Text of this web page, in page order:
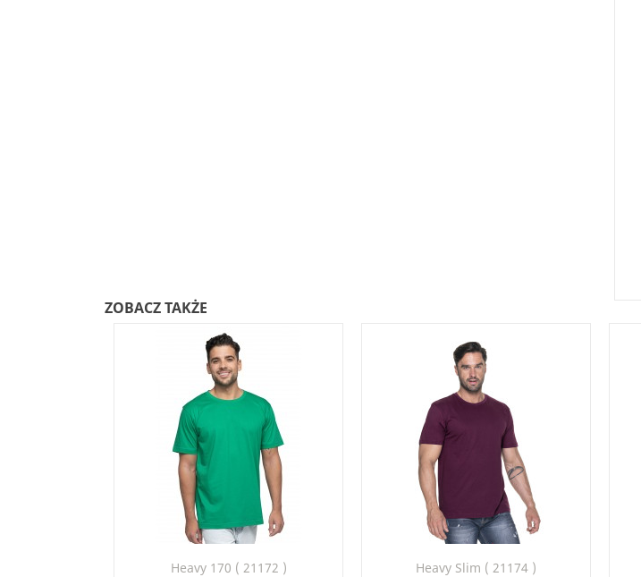
ZOBACZ TAKŻE
Heavy 170 ( 21172 )

Szybki podgląd
Heavy Slim ( 21174 )

Szybki podgląd